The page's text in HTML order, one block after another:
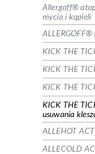
Ochrona przed
KICK THE
bezpiecznego
Profilaktyka
ALLEHOT
rozgrzewający
Pielęgnacja skóry
ALLECOLD
100g
Pielęgnacja skóry
RECOTIN®
Ukąszenia owadów
Allergoff®
mycia i kąpieli
ALLERGOFF®
KICK THE
KICK THE
KICK THE
KICK THE
usuwania
ALLEHOT
ALLECOLD